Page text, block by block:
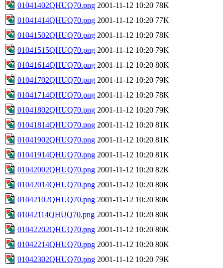
01041402QHUQ70.png 2001-11-12 10:20 78K
01041414QHUQ70.png 2001-11-12 10:20 77K
01041502QHUQ70.png 2001-11-12 10:20 78K
01041515QHUQ70.png 2001-11-12 10:20 79K
01041614QHUQ70.png 2001-11-12 10:20 80K
01041702QHUQ70.png 2001-11-12 10:20 79K
01041714QHUQ70.png 2001-11-12 10:20 78K
01041802QHUQ70.png 2001-11-12 10:20 79K
01041814QHUQ70.png 2001-11-12 10:20 81K
01041902QHUQ70.png 2001-11-12 10:20 81K
01041914QHUQ70.png 2001-11-12 10:20 81K
01042002QHUQ70.png 2001-11-12 10:20 82K
01042014QHUQ70.png 2001-11-12 10:20 80K
01042102QHUQ70.png 2001-11-12 10:20 80K
01042114QHUQ70.png 2001-11-12 10:20 80K
01042202QHUQ70.png 2001-11-12 10:20 80K
01042214QHUQ70.png 2001-11-12 10:20 80K
01042302QHUQ70.png 2001-11-12 10:20 79K